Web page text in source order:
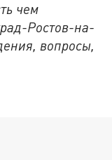
чем
Ростов-на-
вопросы,